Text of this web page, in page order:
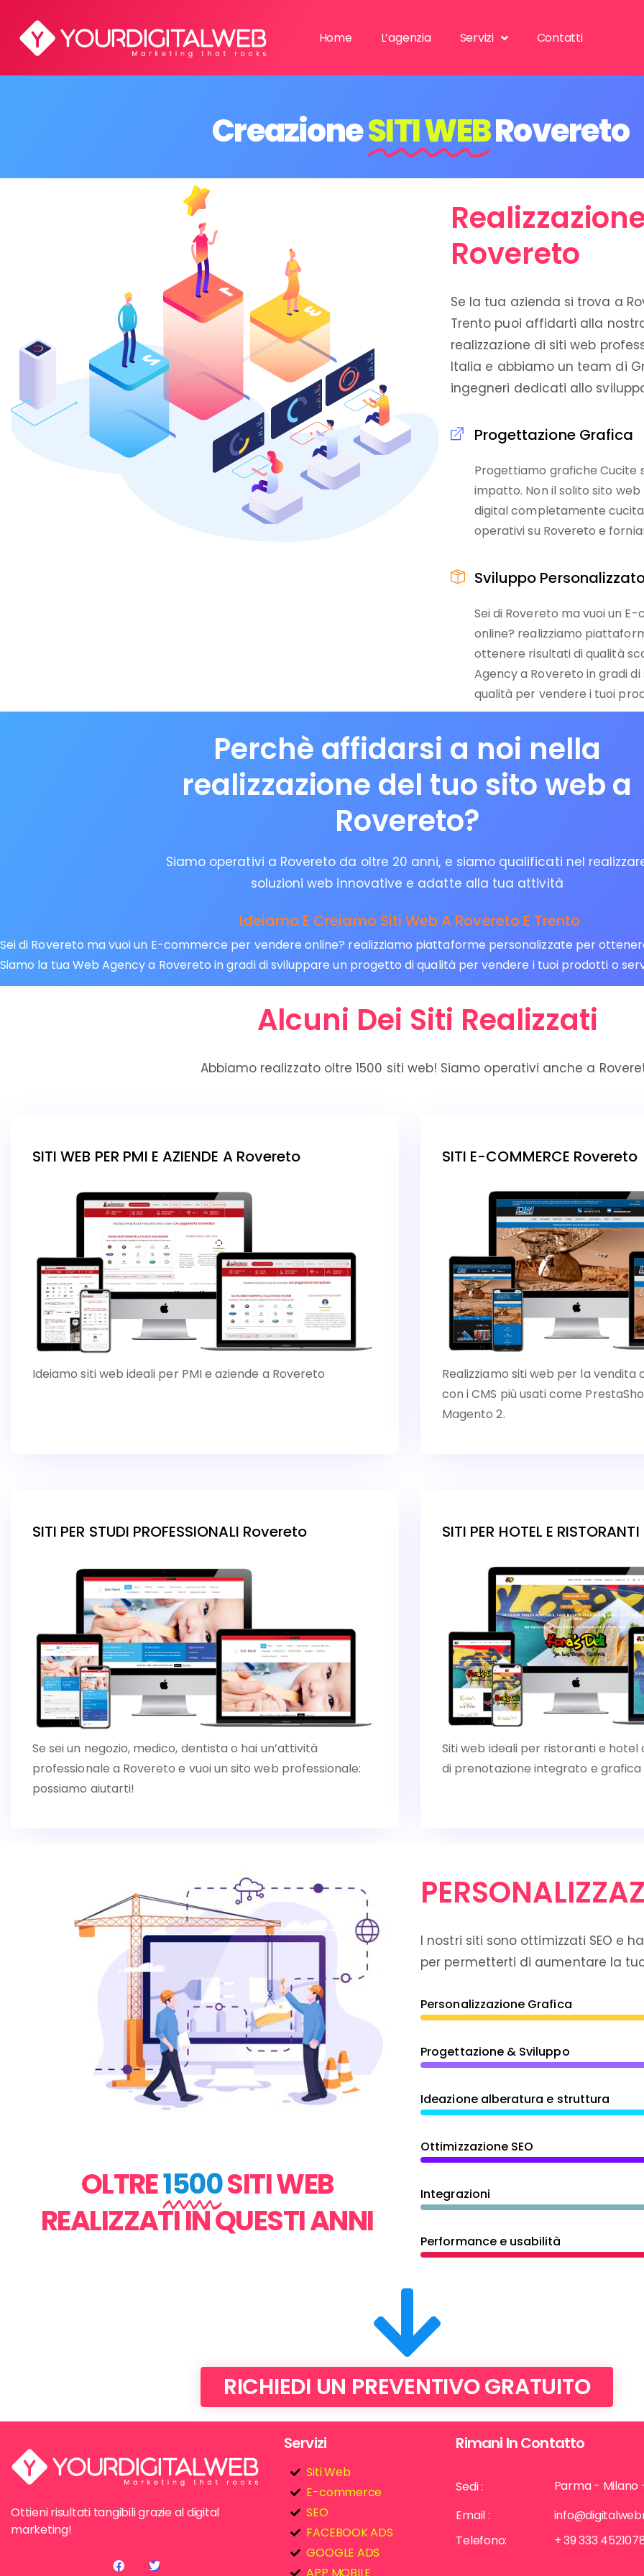
Home L’agenzia Servizi Contatti
CreazioneSITI WEBRovereto
Rovereto
Se la tua azienda si trova a
Trento puoi affidarti alla
realizzazione di siti web
Italia e abbiamo un team di
ingegneri dedicati allo
Progettazione Grafica
Progettiamo grafiche Cucite
impatto. Non il solito sito
digital completamente
operativi su Rovereto e
Sviluppo
Sei di Rovereto ma vuoi un
online? realizziamo
ottenere risultati di qualità
Agency a Rovereto in gradi
qualità per vendere i tuoi
Perchè affidarsi a noi nella
realizzazione del tuo sito web a
Rovereto?
Siamo operativi a Rovereto da oltre 20 anni, e siamo qualificati nel
soluzioni web innovative e adatte alla tua attività
Ideiamo E Creiamo Siti Web A Rovereto E Trento
Sei di Rovereto ma vuoi un E-commerce per vendere online? realizziamo piattaforme personalizzate per
Siamo la tua Web Agency a Rovereto in gradi di sviluppare un progetto di qualità per vendere i tuoi prodotti o
Alcuni Dei Siti Realizzati
Abbiamo realizzato oltre 1500 siti web! Siamo operativi anche a
SITI WEB PER PMI E AZIENDE A Rovereto
Ideiamo siti web ideali per PMI e aziende a Rovereto
SITI E-COMMERCE Rovereto
Realizziamo siti web per la vendita
con i CMS più usati come
Magento 2.
SITI PER STUDI PROFESSIONALI Rovereto
Se sei un negozio, medico, dentista o hai un’attività
professionale a Rovereto e vuoi un sito web professionale:
possiamo aiutarti!
SITI PER HOTEL E
Siti web ideali per ristoranti e
di prenotazione integrato e
OLTRE1500SITI WEB
REALIZZATI IN QUESTI ANNI
I nostri siti sono ottimizzati SEO e
per permetterti di aumentare la
Personalizzazione Grafica
Progettazione & Sviluppo
Ideazione alberatura e struttura
Ottimizzazione SEO
Integrazioni
Performance e usabilità
RICHIEDI UN PREVENTIVO GRATUITO
Ottieni risultati tangibili grazie al digital
marketing!
Servizi
Siti Web
E-commerce
SEO
FACEBOOK ADS
GOOGLE ADS
APP MOBILE
Rimani In Contatto
Sedi :
Parma - Milano
Email :
Telefono:
+ 39 333